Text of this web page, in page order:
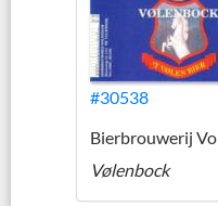
#30538
Bierbrouwerij
Vølenbock